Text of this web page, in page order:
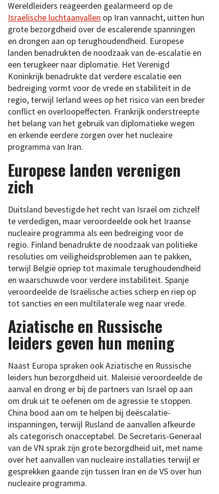
Wereldleiders reageerden gealarmeerd op de
Israëlische luchtaanvallen op Iran vannacht, uitten hun
grote bezorgdheid over de escalerende spanningen
en drongen aan op terughoudendheid. Europese
landen benadrukten de noodzaak van de-escalatie en
een terugkeer naar diplomatie. Het Verenigd
Koninkrijk benadrukte dat verdere escalatie een
bedreiging vormt voor de vrede en stabiliteit in de
regio, terwijl Ierland wees op het risico van een breder
conflict en overloopeffecten. Frankrijk onderstreepte
het belang van het gebruik van diplomatieke wegen
en erkende eerdere zorgen over het nucleaire
programma van Iran.
Europese landen verenigen
zich
Duitsland bevestigde het recht van Israël om zichzelf
te verdedigen, maar veroordeelde ook het Iraanse
nucleaire programma als een bedreiging voor de
regio. Finland benadrukte de noodzaak van politieke
resoluties om veiligheidsproblemen aan te pakken,
terwijl België opriep tot maximale terughoudendheid
en waarschuwde voor verdere instabiliteit. Spanje
veroordeelde de Israëlische acties scherp en riep op
tot sancties en een multilaterale weg naar vrede.
Aziatische en Russische
leiders geven hun mening
Naast Europa spraken ook Aziatische en Russische
leiders hun bezorgdheid uit. Maleisië veroordeelde de
aanval en drong er bij de partners van Israël op aan
om druk uit te oefenen om de agressie te stoppen.
China bood aan om te helpen bij deëscalatie-
inspanningen, terwijl Rusland de aanvallen afkeurde
als categorisch onacceptabel. De Secretaris-Generaal
van de VN sprak zijn grote bezorgdheid uit, met name
over het aanvallen van nucleaire installaties terwijl er
gesprekken gaande zijn tussen Iran en de VS over hun
nucleaire programma.